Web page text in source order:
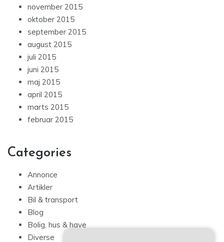
november 2015
oktober 2015
september 2015
august 2015
juli 2015
juni 2015
maj 2015
april 2015
marts 2015
februar 2015
Categories
Annonce
Artikler
Bil & transport
Blog
Bolig, hus & have
Diverse